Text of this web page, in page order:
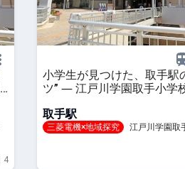
4
小学生が見つけた、取手駅
ツ” ― 江戸川学園取手小学
取手駅
三菱電機×地域探究 江戸川学園取